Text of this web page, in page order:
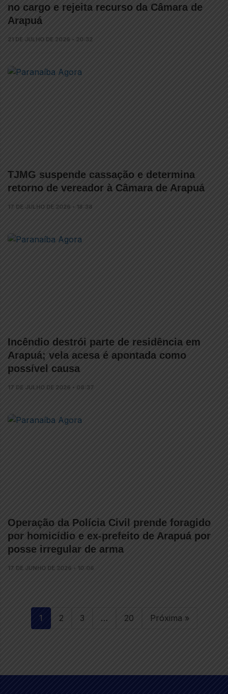
no cargo e rejeita recurso da Câmara de
Arapuá
21 DE JULHO DE 2026 • 20:32
TJMG suspende cassação e determina
retorno de vereador à Câmara de Arapuá
17 DE JULHO DE 2026 • 18:38
Incêndio destrói parte de residência em
Arapuá; vela acesa é apontada como
possível causa
17 DE JULHO DE 2026 • 08:37
Operação da Polícia Civil prende foragido
por homicídio e ex-prefeito de Arapuá por
posse irregular de arma
17 DE JUNHO DE 2026 • 10:06
1 2 3 … 20 Próxima »